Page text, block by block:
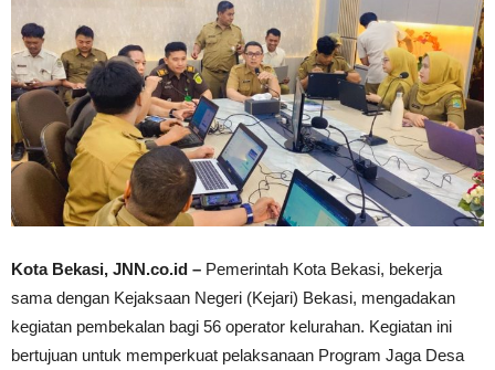
Kota Bekasi, JNN.co.id – Pemerintah Kota Bekasi, bekerja
sama dengan Kejaksaan Negeri (Kejari) Bekasi, mengadakan
kegiatan pembekalan bagi 56 operator kelurahan. Kegiatan ini
bertujuan untuk memperkuat pelaksanaan Program Jaga Desa